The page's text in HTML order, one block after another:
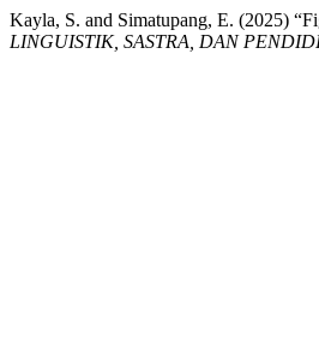
Kayla, S. and Simatupang, E. (2025)
LINGUISTIK, SASTRA, DAN